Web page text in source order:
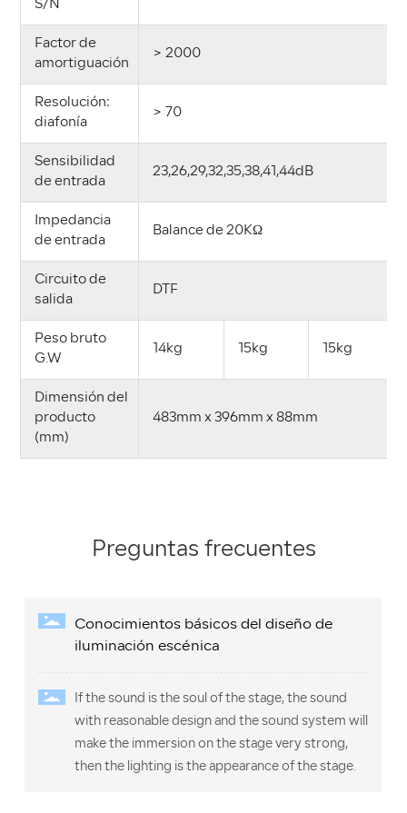
S/N
Factor de
amortiguación
> 2000
Resolución:
diafonía
> 70
Sensibilidad
de entrada
23,26,29,32,35,38,41,44dB
Impedancia
de entrada
Balance de 20KΩ
Circuito de
salida
DTF
Peso bruto
G.W
14kg 15kg 15kg
Dimensión del
producto
(mm)
483mm x 396mm x 88mm
Preguntas frecuentes
del diseño de
the stage, the sound
the sound system will
the stage very strong,
of the stage.
Nuestros productos
de potencia, consola
periféricos de audio, módulo
conmutada de alta potencia
digital, etc.